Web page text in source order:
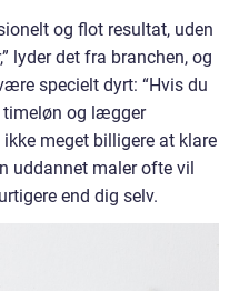
og flot resultat, uden
lyder det fra branchen, og
specielt dyrt: “Hvis du
timeløn og lægger
meget billigere at klare
uddannet maler ofte vil
end dig selv.